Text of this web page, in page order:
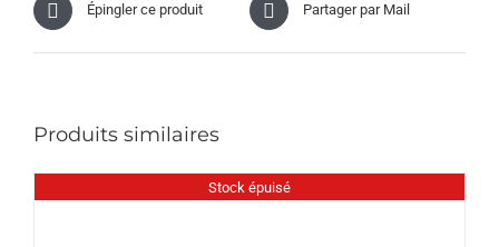
Épingler ce produit Partager par Mail
Produits similaires
Stock épuisé